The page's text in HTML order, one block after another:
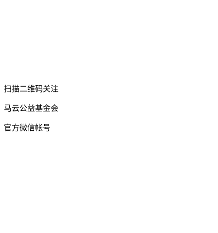
扫描二维码关注
马云公益基金会
官方微信帐号